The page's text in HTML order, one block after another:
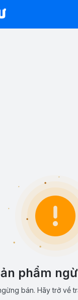
phẩm
bán. Hãy trở về